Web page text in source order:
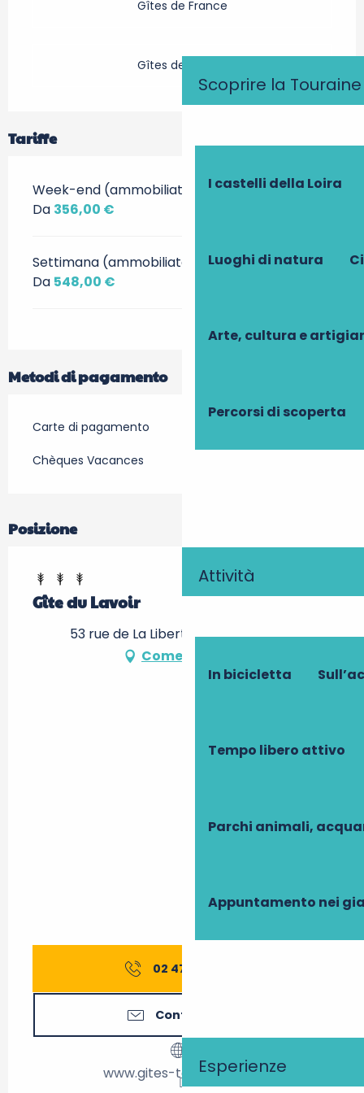
Scoprire la Touraine
I castelli della Loira
Luoghi di natura
Arte, cultura e
Percorsi di scoperta
Attività
In bicicletta
Tempo libero attivo
Parchi animali,
Appuntamento nei
Esperienze
Gîtes de France
Gîtes de France
Tariffe
Week-end (ammobiliato)
Da 356,00 €
Settimana (ammobiliato)
Da 548,00 €
Metodi di pagamento
Carte di pagamento
Chèques Vacances
Posizione
Gîte du Lavoir
53 rue de La Liberté, 37310 Tauxigny
Come arrivare
02 47 27 56
Contattateci
www.gites-touraine.com